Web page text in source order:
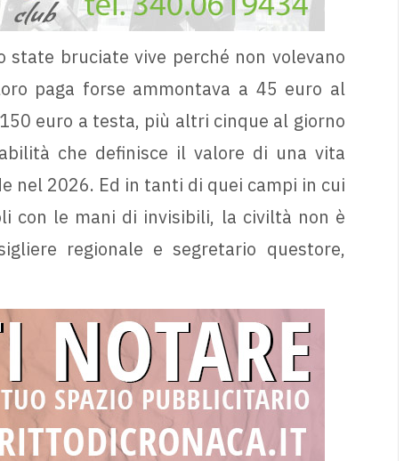
state bruciate vive perché non volevano
paga forse ammontava a 45 euro al
euro a testa, più altri cinque al giorno
che definisce il valore di una vita
nel 2026. Ed in tanti di quei campi in cui
con le mani di invisibili, la civiltà non è
regionale e segretario questore,